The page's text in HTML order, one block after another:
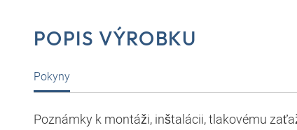
POPIS VÝROBKU
Pokyny
Poznámky k montáži, inštalácii, tlakovému